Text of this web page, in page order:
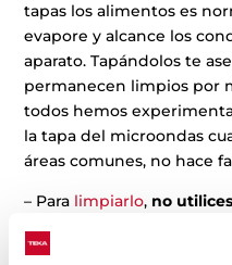
tapas los alimentos es
evapore y alcance los
aparato. Tapándolos te
permanecen limpios por
todos hemos
la tapa del microondas
áreas comunes, no hace
– Para limpiarlo, no
una bayeta humedecida